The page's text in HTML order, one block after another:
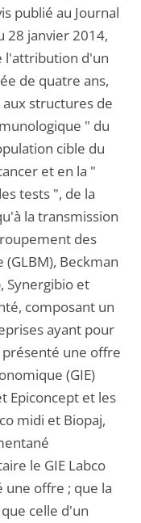
publié au Journal
28 janvier 2014,
l'attribution d'un
de quatre ans,
structures de
" du
cible du
et en la "
tests ", de la
la transmission
des
Beckman
Synergibio et
composant un
ayant pour
présenté une offre
(GIE)
Epiconcept et les
midi et Biopaj,
le GIE Labco
offre ; que la
celle d'un